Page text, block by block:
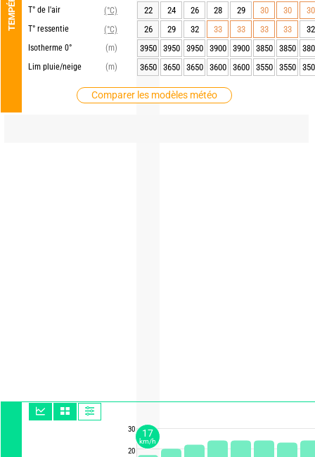
T° de l'air
(°C)
T° ressentie
(°C)
Isotherme 0°
(m)
Lim pluie/neige
(m)
Comparer les modèles météo
30
20
22 24 26 28 29 30 30
30
26
29 32 33 33 33 33
32
3950
3950 3950 3900 3900 3850 3850
3650
3650 3650 3600 3600 3550 3550
17
km/h